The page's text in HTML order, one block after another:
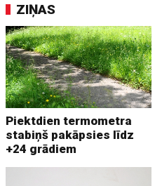
ZIŅAS
Piektdien termometra
stabiņš pakāpsies līdz
+24 grādiem